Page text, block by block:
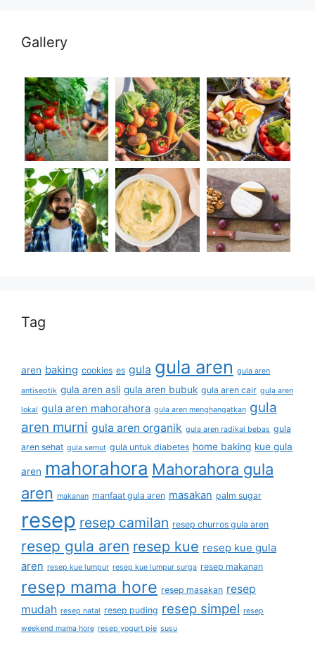
Gallery
Tag
aren baking cookies es gula gula aren gula aren
antiseptik gula aren asli gula aren bubuk gula aren cair gula aren
lokal gula aren mahorahora gula aren menghangatkan gula
aren murni gula aren organik gula aren radikal bebas gula
aren sehat gula semut gula untuk diabetes home baking kue gula
aren mahorahora Mahorahora gula
aren makanan manfaat gula aren masakan palm sugar
resep resep camilan resep churros gula aren
resep gula aren resep kue resep kue gula
aren resep kue lumpur resep kue lumpur surga resep makanan
resep mama hore resep masakan resep
mudah resep natal resep puding resep simpel resep
weekend mama hore resep yogurt pie susu